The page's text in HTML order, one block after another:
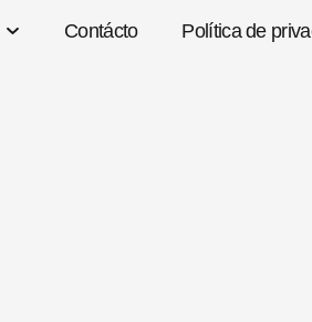
Contácto Política de